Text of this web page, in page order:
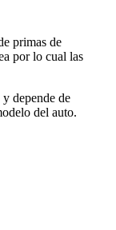
primas de
por lo cual las
depende de
del auto.